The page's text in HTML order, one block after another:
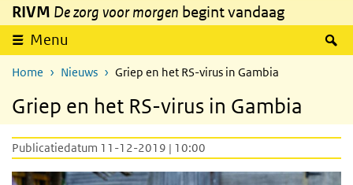
RIVM De zorg voor morgen begint vandaag
Menu
Home Nieuws Griep en het RS-virus in Gambia
Griep en het RS-virus in Gambia
Publicatiedatum 11-12-2019 | 10:00